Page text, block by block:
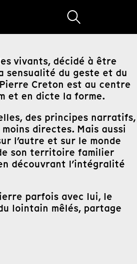
vivants, décidé à être
sensualité du geste et du
Creton est au centre
et en dicte la forme.
des principes narratifs,
directes. Mais aussi
l’autre et sur le monde
son territoire familier
découvrant l’intégralité
parfois avec lui, le
lointain mêlés, partage